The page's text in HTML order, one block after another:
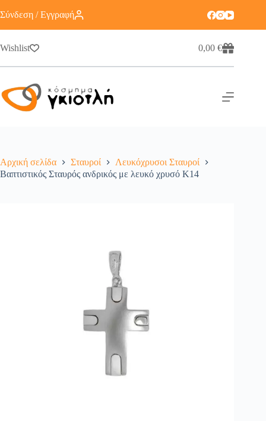
Σύνδεση / Εγγραφή
Wishlist 0,00€
Αρχική σελίδα Σταυροί
Λευκόχρυσοι Σταυροί
Βαπτιστικός Σταυρός ανδρικός με λευκό χρυσό K14